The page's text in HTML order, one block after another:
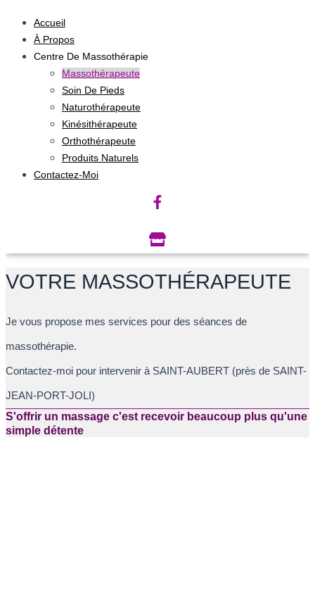
Accueil
À Propos
Centre De Massothérapie
Massothérapeute
Soin De Pieds
Naturothérapeute
Kinésithérapeute
Orthothérapeute
Produits Naturels
Contactez-Moi
VOTRE MASSOTHÉRAPEUTE
Je vous propose mes services pour des séances de
massothérapie.
Contactez-moi pour intervenir à SAINT-AUBERT (près de SAINT-
JEAN-PORT-JOLI)
S'offrir un massage c'est recevoir beaucoup plus qu'une
simple détente